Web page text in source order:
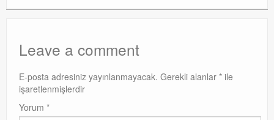
Leave a comment
E-posta adresiniz yayınlanmayacak. Gerekli alanlar * ile
işaretlenmişlerdir
Yorum *